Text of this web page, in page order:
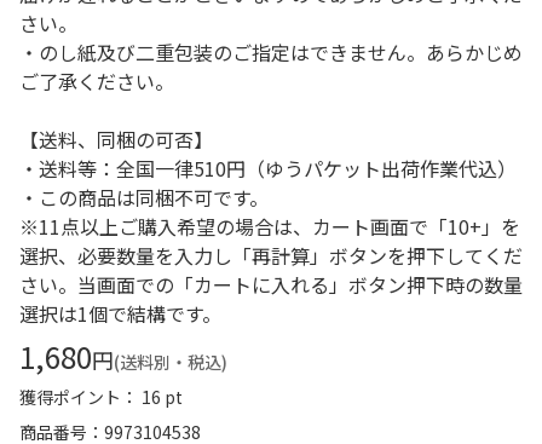
さい。
・のし紙及び二重包装のご指定はできません。あらかじめ
ご了承ください。
【送料、同梱の可否】
・送料等：全国一律510円（ゆうパケット出荷作業代込）
・この商品は同梱不可です。
※11点以上ご購入希望の場合は、カート画面で「10+」を
選択、必要数量を入力し「再計算」ボタンを押下してくだ
さい。当画面での「カートに入れる」ボタン押下時の数量
選択は1個で結構です。
1,680円(送料別・税込)
獲得ポイント： 16 pt
商品番号
9973104538